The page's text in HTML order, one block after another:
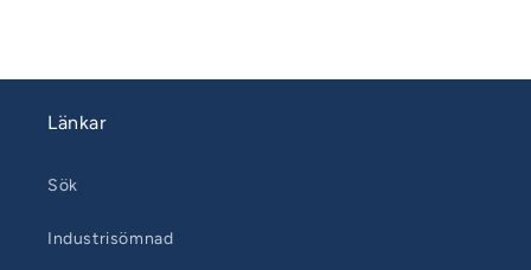
Länkar
Sök
Industrisömnad